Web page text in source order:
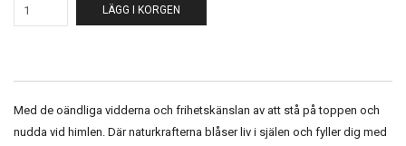
LÄGG I KORGEN
Med de oändliga vidderna och frihetskänslan av att stå på toppen och
nudda vid himlen. Där naturkrafterna blåser liv i själen och fyller dig med